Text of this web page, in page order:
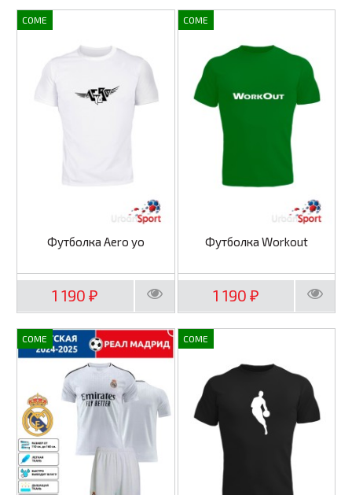
COME
Футболка Aero yo
1 190₽
COME
Футболка Workout
1 190 ₽
COME COME